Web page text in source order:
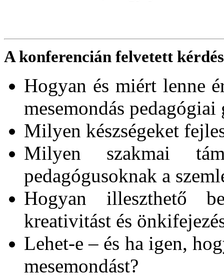
A konferencián felvetett
Hogyan és miért lenne
mesemondás
Milyen készségeket
Milyen szakmai
pedagógusoknak a
Hogyan illeszthető
kreativitást és
Lehet-e – és ha igen,
mesemondást?